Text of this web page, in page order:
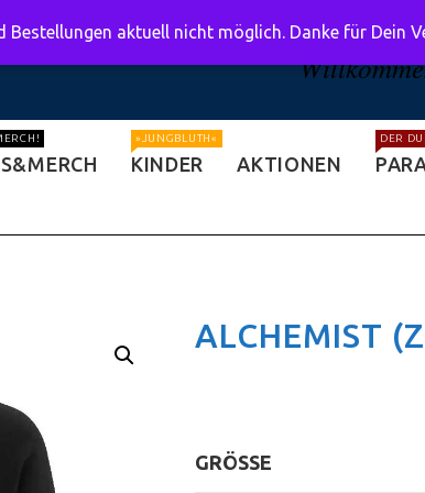
KINDER
»JUNGBLUTH«
AKTIONEN
DER
ALCHEMIST
GRÖSSE
Bestellungen aktuell nicht möglich. Danke für Dein